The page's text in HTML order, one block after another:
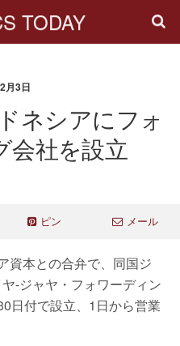
TODAY
月3日
ネシアにフォ
会社を設立
ピン メール
資本との合弁で、同国ジ
-ジャヤ・フォワーディン
日付で設立、1日から営業